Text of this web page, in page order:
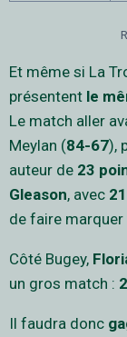
Et même si La
présentent le
Le match aller
Meylan (84-67),
auteur de 23
Gleason, avec
de faire
Côté Bugey,
un gros match :
Il faudra donc